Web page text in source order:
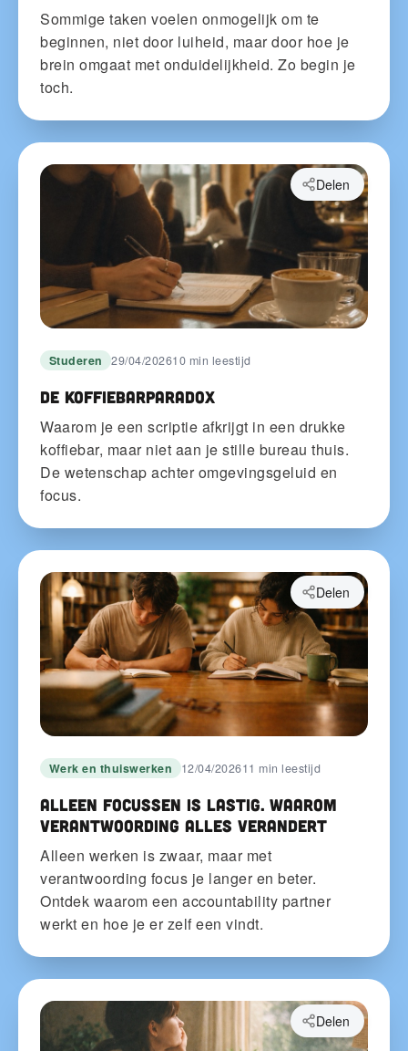
Sommige taken voelen onmogelijk om te
beginnen, niet door luiheid, maar door hoe je
brein omgaat met onduidelijkheid. Zo begin je
toch.
Studeren 29/04/202610 min leestijd
De koffiebarparadox
Waarom je een scriptie afkrijgt in een drukke
koffiebar, maar niet aan je stille bureau thuis.
De wetenschap achter omgevingsgeluid en
focus.
Delen
Werk en thuiswerken 12/04/202611 min leestijd
Alleen focussen is lastig. Waarom
verantwoording alles verandert
Alleen werken is zwaar, maar met
verantwoording focus je langer en beter.
Ontdek waarom een accountability partner
werkt en hoe je er zelf een vindt.
Delen
Delen